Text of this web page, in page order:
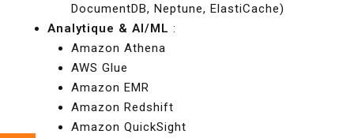
DocumentDB, Neptune, ElastiCache)
Analytique & AI/ML :
Amazon Athena
AWS Glue
Amazon EMR
Amazon Redshift
Amazon QuickSight